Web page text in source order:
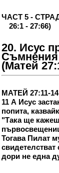
ЧАСТ 5 -
26:1 - 27:66)
20. Исус
Съмнения
(Матей
МАТЕЙ 27:11-14
11 А Исус
попита,
"Така ще
Тогава Пилат
дори не една